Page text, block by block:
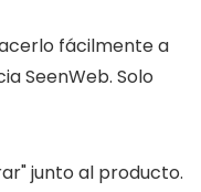
fácilmente a
SeenWeb. Solo
junto al producto.